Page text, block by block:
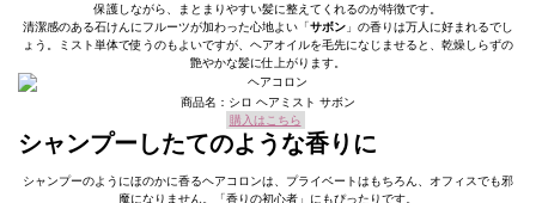
保護しながら、まとまりやすい髪に整えてくれるのが特徴です。
清潔感のある石けんにフルーツが加わった心地よい「サボン 」の香りは万人に好まれるでし
ょう。ミスト単体で使うのもよいですが、ヘアオイルを毛先になじませると、乾燥しらずの
艶やかな髪に仕上がります。
商品名：シロ ヘアミスト サボン
購入はこちら
シャンプーしたてのような香りに
シャンプーのようにほのかに香るヘアコロンは、プライベートはもちろん、オフィスでも邪
魔になりません。「香りの初心者」にもぴったりです。